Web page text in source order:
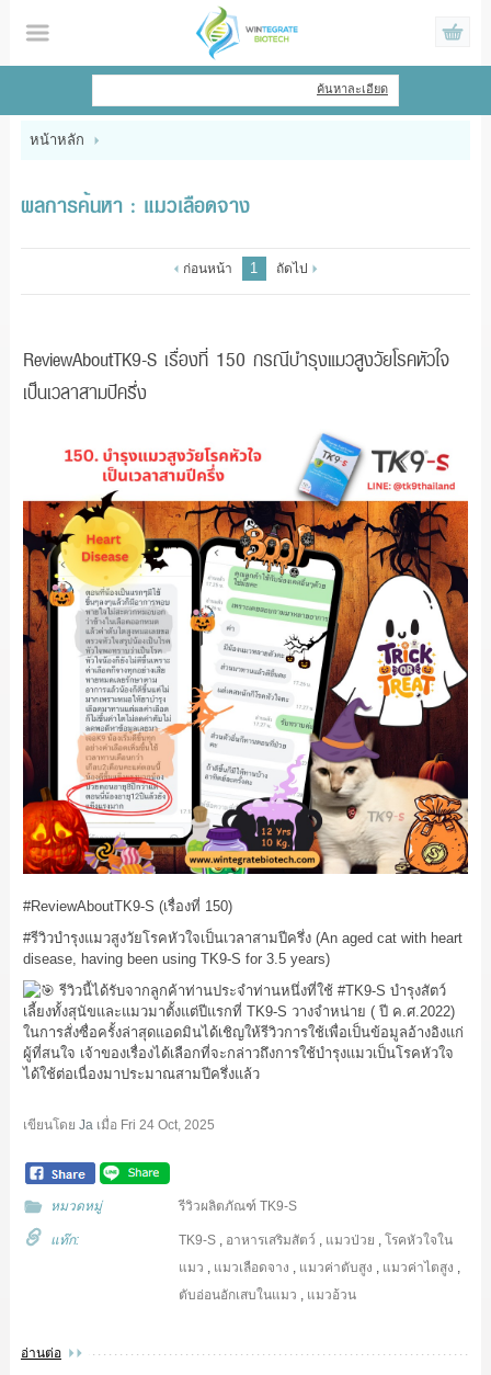
ไทย | English
หน้าหลัก
แจ้งชำระเงิน
ค้นหาละเอียด
หน้าหลัก
ผลการค้นหา : แมวเลือดจาง
ก่อนหน้า 1 ถัดไป
ReviewAboutTK9-S เรื่องที่ 150 กรณีบำรุงแมวสูงวัยโรคหัวใจ
เป็นเวลาสามปีครึ่ง
#ReviewAboutTK9-S (เรื่องที่ 150)
#รีวิวบำรุงแมวสูงวัยโรคหัวใจเป็นเวลาสามปีครึ่ง(An aged cat with heart
disease, having been using TK9-S for 3.5 years)
รีวิวนี้ได้รับจากลูกค้าท่านประจำท่านหนึ่งที่ใช้ #TK9-S บำรุงสัตว์
เลี้ยงทั้งสุนัขและแมวมาตั้งแต่ปีแรกที่ TK9-S วางจำหน่าย ( ปี ค.ศ.2022)
ในการสั่งซื่อครั้งล่าสุดแอดมินได้เชิญให้รีวิวการใช้เพื่อเป็นข้อมูลอ้างอิงแก่
ผู้ที่สนใจ เจ้าของเรื่องได้เลือกที่จะกล่าวถึงการใช้บำรุงแมวเป็นโรคหัวใจ
ได้ใช้ต่อเนื่องมาประมาณสามปีครึ่งแล้ว
เขียนโดย Jaเมื่อ Fri 24 Oct, 2025
หมวดหมู่ รีวิวผลิตภัณฑ์ TK9-S
แท๊ก: TK9-S , อาหารเสริมสัตว์ , แมวป่วย ,โรคหัวใจใน
แมว , แมวเลือดจาง , แมวค่าตับสูง , แมวค่าไตสูง ,
ตับอ่อนอักเสบในแมว , แมวอ้วน
อ่านต่อ